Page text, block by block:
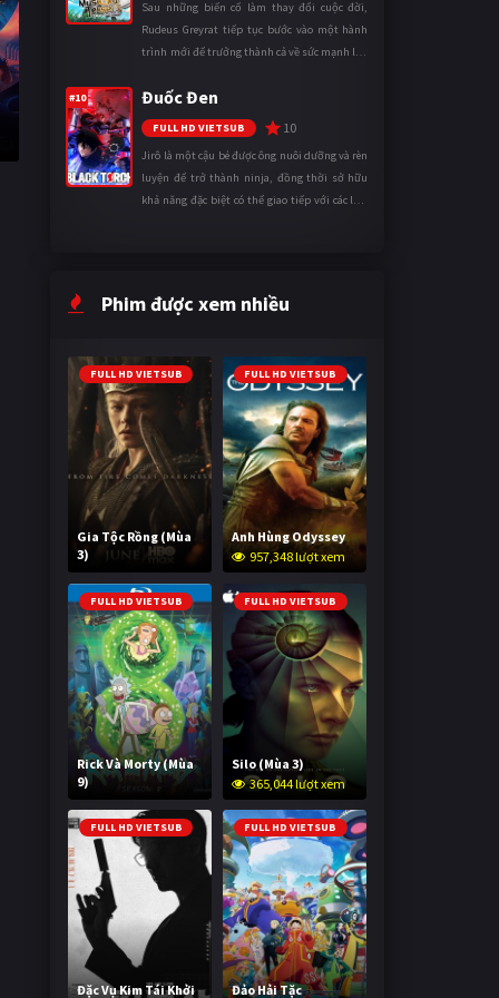
Sau những biến cố làm thay đổi cuộc đời,
Rudeus Greyrat tiếp tục bước vào một hành
trình mới để trưởng thành cả về sức mạnh lẫn
ngày càng khắc nghiệt, anh ...
#10 Đuốc Đen
FULL HD VIETSUB 10
Jirô là một cậu bé được ông nuôi dưỡng và rèn
luyện để trở thành ninja, đồng thời sở hữu
khả năng đặc biệt có thể giao tiếp với các loài
Phim được xem nhiều
FULL HD VIETSUB
Gia Tộc Rồng (Mùa
3)
2,023,374 lượt xem
FULL HD VIETSUB
Anh Hùng Odyssey
957,348 lượt xem
FULL HD VIETSUB
Rick Và Morty (Mùa
9)
2,997,416 lượt xem
FULL HD VIETSUB
Silo (Mùa 3)
365,044 lượt xem
FULL HD VIETSUB
Đặc Vụ Kim Tái Khởi
FULL HD VIETSUB
Đảo Hải Tặc